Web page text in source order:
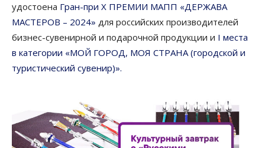
удостоена Гран-при X ПРЕМИИ МАПП «ДЕРЖАВА
МАСТЕРОВ – 2024» для российских производителей
бизнес-сувенирной и подарочной продукции и I места
в категории «МОЙ ГОРОД, МОЯ СТРАНА (городской и
туристический сувенир)».